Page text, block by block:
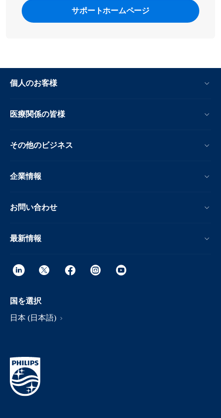
サポートホームページ
個人のお客様
医療関係の皆様
その他のビジネス
企業情報
お問い合わせ
最新情報
国を選択
日本 (日本語)